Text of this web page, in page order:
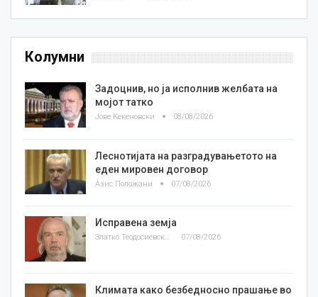
Колумни
Задоцнив, но ја исполнив желбата на
мојот татко
Јове Кекеновски 08/08/2026
Леснотијата на разградувањетото на
еден мировен договор
Азис Положани 07/08/2026
Исправена земја
Златко Теодосиевски 07/08/2026
Климата како безбедносно прашање во